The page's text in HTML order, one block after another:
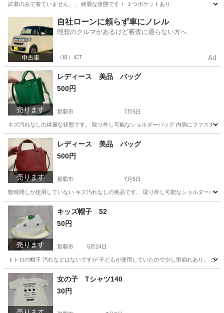
試着のみで着ていません、、 綺麗な状態です！ １つポケットあり
キッズ用品 状態
自社ローンに頼らず車にノレル
理想のクルマがあるけど審査に通らない方へ
（株）ICT Ad
売ります
レディース 美品 バッグ
500円
那覇市 7月5日
キズ汚れなしの綺麗な状態です。 取り外し可能なショルダーバッグ 内側にファスナー
沖縄 那覇市 バッグ キズ
売ります
レディース 美品 バッグ
500円
那覇市 7月5日
数時間しか使用していない キズ汚れなしの美品です。 取り外し可能なショルダーバッ
沖縄 那覇市 バッグ
売ります
キッズ帽子 52
50円
那覇市 5月24日
トトロの帽子 汚れなどはないですが 子どもが使用していたので少し型崩れあり。 ゴム
沖縄 那覇市 キッズ用品
女の子 Tシャツ140
30円